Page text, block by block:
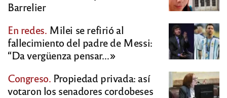
Barrelier
En redes. Milei se refirió al
fallecimiento del padre de Messi:
“Da vergüenza pensar…»
Congreso. Propiedad privada: así
votaron los senadores cordobeses